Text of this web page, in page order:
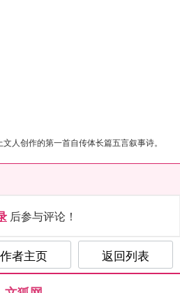
人创作的第一首自传体长篇五言叙事诗。
后参与评论！
作者主页 返回列表